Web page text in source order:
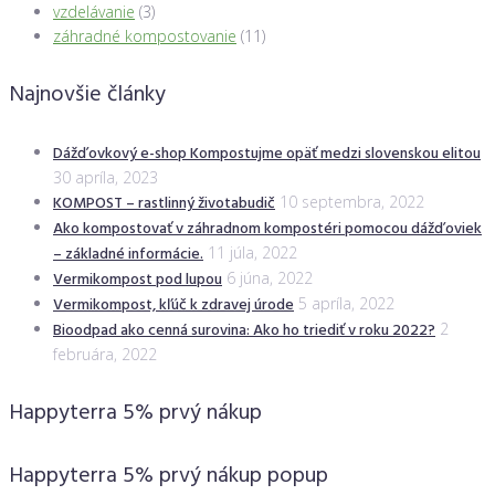
vzdelávanie (3)
záhradné kompostovanie (11)
Najnovšie články
Dážďovkový e-shop Kompostujme opäť medzi slovenskou elitou
30 apríla, 2023
KOMPOST – rastlinný životabudič 10 septembra, 2022
Ako kompostovať v záhradnom kompostéri pomocou dážďoviek
– základné informácie. 11 júla, 2022
Vermikompost pod lupou 6 júna, 2022
Vermikompost, kľúč k zdravej úrode 5 apríla, 2022
Bioodpad ako cenná surovina: Ako ho triediť v roku 2022? 2
februára, 2022
Happyterra 5% prvý nákup
Happyterra 5% prvý nákup popup